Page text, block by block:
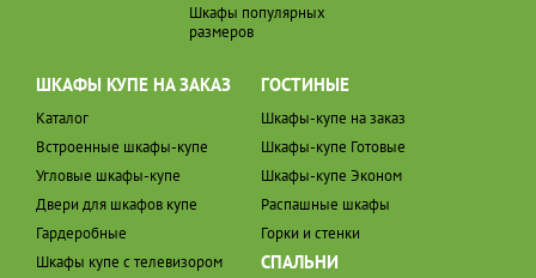
Шкафы популярных
размеров
ШКАФЫ КУПЕ НА ЗАКАЗ
Каталог
Встроенные шкафы-купе
Угловые шкафы-купе
Двери для шкафов купе
Гардеробные
Шкафы купе с телевизором
ГОСТИНЫЕ
Шкафы-купе на заказ
Шкафы-купе Готовые
Шкафы-купе Эконом
Распашные шкафы
Горки и стенки
СПАЛЬНИ